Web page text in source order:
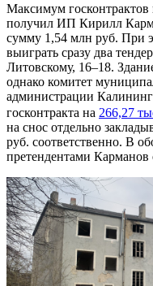
Максимум госконтрактов
получил ИП Кирилл
сумму 1,54 млн руб. При
выиграть сразу два
Литовскому, 16–18.
однако комитет
администрации
госконтракта на 266,27
на снос отдельно
руб. соответственно. В
претендентами Карманов